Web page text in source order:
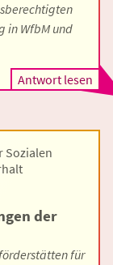
in WfbM und
Antwort lesen
Sozialen
der
für